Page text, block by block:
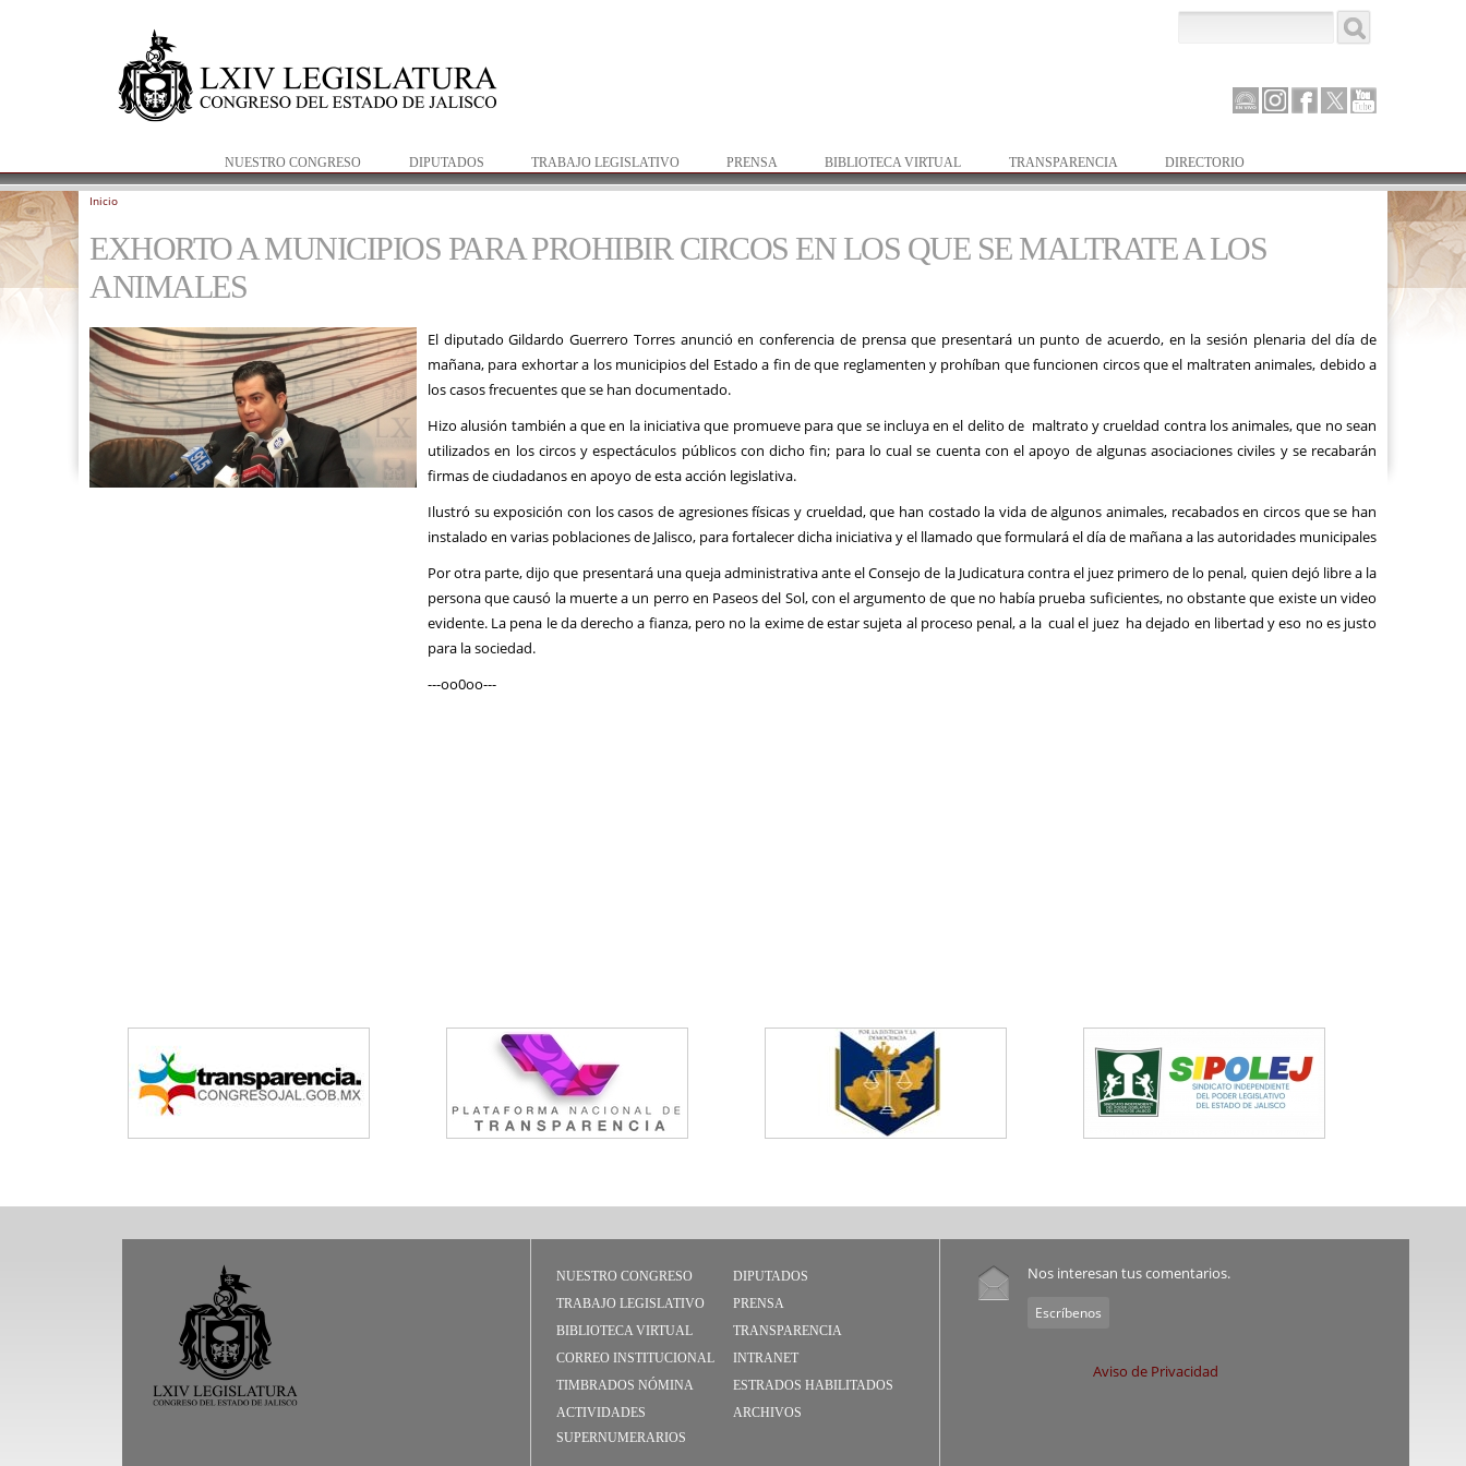
Formulario de
búsqueda
Canal
Instagram
Facebook
Twitter
NUESTRO CONGRESO DIPUTADOS TRABAJO LEGISLATIVO PRENSA BIBLIOTECA VIRTUAL TRANSPARENCIA DIRECTORIO
Inicio
EXHORTO A MUNICIPIOS PARA PROHIBIR CIRCOS EN LOS QUE SE MALTRATE A LOS
ANIMALES
El diputado Gildardo Guerrero Torres anunció en conferencia de prensa que presentará un punto de acuerdo, en la sesión plenaria del día de
mañana, para exhortar a los municipios del Estado a fin de que reglamenten y prohíban que funcionen circos que el maltraten animales, debido a
los casos frecuentes que se han documentado.
Hizo alusión también a que en la iniciativa que promueve para que se incluya en el delito de maltrato y crueldad contra los animales, que no sean
utilizados en los circos y espectáculos públicos con dicho fin; para lo cual se cuenta con el apoyo de algunas asociaciones civiles y se recabarán
firmas de ciudadanos en apoyo de esta acción legislativa.
Ilustró su exposición con los casos de agresiones físicas y crueldad, que han costado la vida de algunos animales, recabados en circos que se han
instalado en varias poblaciones de Jalisco, para fortalecer dicha iniciativa y el llamado que formulará el día de mañana a las autoridades municipales
Por otra parte, dijo que presentará una queja administrativa ante el Consejo de la Judicatura contra el juez primero de lo penal, quien dejó libre a la
persona que causó la muerte a un perro en Paseos del Sol, con el argumento de que no había prueba suficientes, no obstante que existe un video
evidente. La pena le da derecho a fianza, pero no la exime de estar sujeta al proceso penal, a la cual el juez ha dejado en libertad y eso no es justo
para la sociedad.
---oo0oo---
NUESTRO CONGRESO
DIPUTADOS
TRABAJO LEGISLATIVO
PRENSA
BIBLIOTECA VIRTUAL
TRANSPARENCIA
CORREO INSTITUCIONAL
INTRANET
TIMBRADOS NÓMINA
ESTRADOS HABILITADOS
ACTIVIDADES
SUPERNUMERARIOS
ARCHIVOS
Nos interesan tus comentarios.
Escríbenos
Aviso de Privacidad